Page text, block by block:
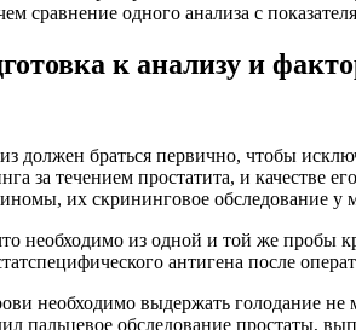
сравнение одного анализа с
к анализу и
должен браться первично, чтобы
за течением простатита, и качестве
их скрининговое обследование у
необходимо из одной и той же пробы
антигена после
необходимо выдержать голодание
пальцевое обследование простаты,